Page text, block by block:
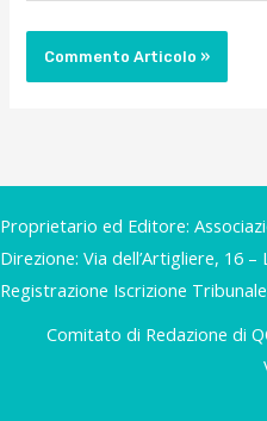
Proprietario ed Editore:
Direzione: Via dell’Artigliere, 16 –
Registrazione Iscrizione
Comitato di Redazione di